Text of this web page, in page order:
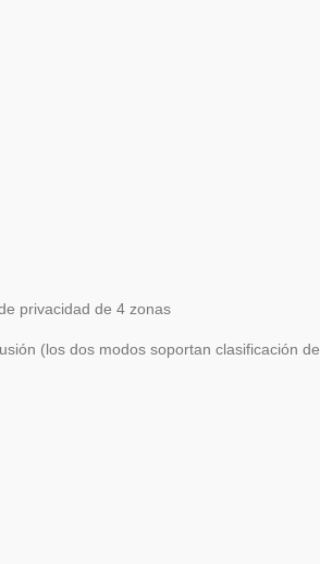
privacidad de 4 zonas
(los dos modos soportan clasificación de